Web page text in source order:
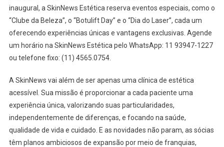
inaugural, a SkinNews Estética reserva eventos especiais, como o
“Clube da Beleza”, o “Botulift Day” e o “Dia do Laser”, cada um
oferecendo experiências únicas e vantagens exclusivas. Agende
um horário na SkinNews Estética pelo WhatsApp: 11 93947-1227
ou telefone fixo: (11) 4565.0754.
A SkinNews vai além de ser apenas uma clínica de estética
acessível. Sua missão é proporcionar a cada paciente uma
experiência única, valorizando suas particularidades,
independentemente de diferenças, e focando na saúde,
qualidade de vida e cuidado. E as novidades não param, as sócias
têm planos ambiciosos de expansão por meio de franquias,